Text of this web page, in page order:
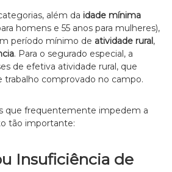
p
e
r
s
o
a
i
a
o
além da idade mínima
homens e 55 anos para mulheres),
período mínimo de atividade rural,
. Para o segurado especial, a
de efetiva atividade rural, que
trabalho comprovado no campo.
que frequentemente impedem a
tão importante:
Insuficiência de